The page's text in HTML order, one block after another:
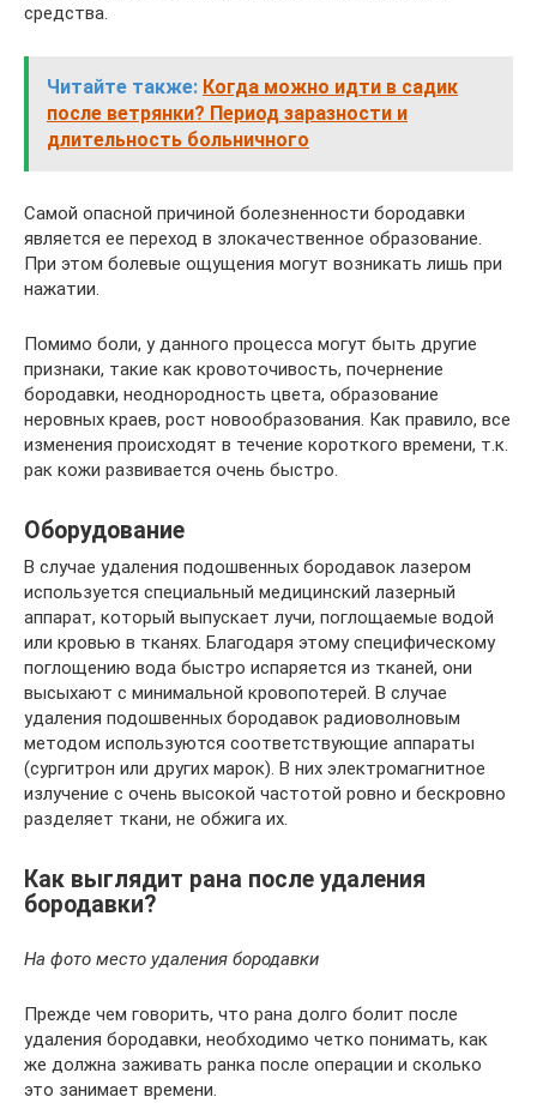
средства.
Читайте также: Когда можно идти в садик
после ветрянки? Период заразности и
длительность больничного
Самой опасной причиной болезненности бородавки
является ее переход в злокачественное образование.
При этом болевые ощущения могут возникать лишь при
нажатии.
Помимо боли, у данного процесса могут быть другие
признаки, такие как кровоточивость, почернение
бородавки, неоднородность цвета, образование
неровных краев, рост новообразования. Как правило, все
изменения происходят в течение короткого времени, т.к.
рак кожи развивается очень быстро.
Оборудование
В случае удаления подошвенных бородавок лазером
используется специальный медицинский лазерный
аппарат, который выпускает лучи, поглощаемые водой
или кровью в тканях. Благодаря этому специфическому
поглощению вода быстро испаряется из тканей, они
высыхают с минимальной кровопотерей. В случае
удаления подошвенных бородавок радиоволновым
методом используются соответствующие аппараты
(сургитрон или других марок). В них электромагнитное
излучение с очень высокой частотой ровно и бескровно
разделяет ткани, не обжига их.
Как выглядит рана после удаления
бородавки?
На фото место удаления бородавки
Прежде чем говорить, что рана долго болит после
удаления бородавки, необходимо четко понимать, как
же должна заживать ранка после операции и сколько
это занимает времени.